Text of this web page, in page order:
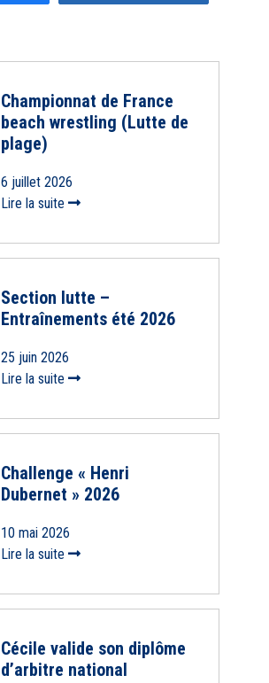
Championnat de France
beach wrestling (Lutte de
plage)
6 juillet 2026
Lire la suite
Section lutte –
Entraînements été 2026
25 juin 2026
Lire la suite
Challenge « Henri
Dubernet » 2026
10 mai 2026
Lire la suite
Cécile valide son diplôme
d’arbitre national